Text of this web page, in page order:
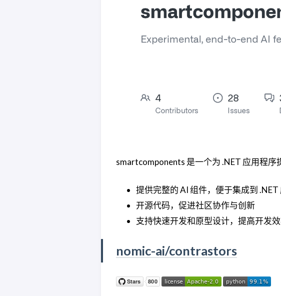
smartcomponents 是一个为 .NET 应用程序
提供完整的 AI 组件，便于集成到 .NET
开源代码，促进社区协作与创新
支持快速开发和原型设计，提高开发
nomic-ai/contrastors